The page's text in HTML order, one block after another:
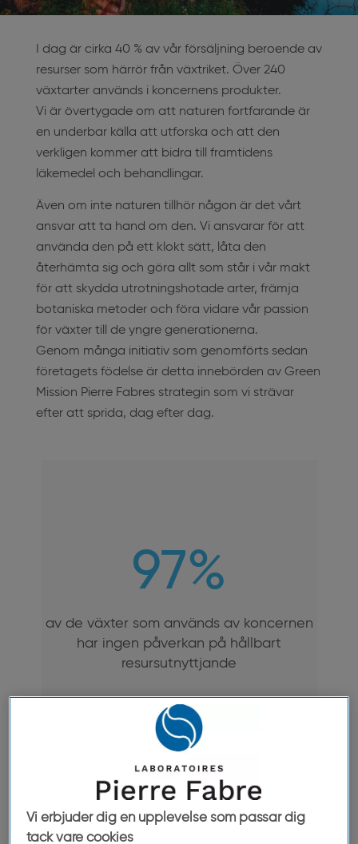
I dag är cirka 40 % av vår försäljning beroende av
resurser som härrör från växtriket. Över 240
växtarter används i koncernens produkter.
Vi är övertygade om att naturen fortfarande är
en underbar källa att utforska och att den
verkligen kommer att bidra till framtidens
läkemedel och behandlingar.
Även om inte naturen tillhör någon är det vårt
ansvar att ta hand om den. Vi ansvarar för att
använda den på ett klokt sätt, låta den
återhämta sig och göra allt som står i vår makt
för att skydda utrotningshotade arter, främja
botaniska metoder och föra vidare vår passion
för växter till de yngre generationerna.
Genom många initiativ som genomförts sedan
företagets födelse är detta innebörden av Green
Mission Pierre Fabres strategin som vi strävar
efter att sprida, dag efter dag.
97%
av de växter som används av koncernen
har ingen påverkan på hållbart
resursutnyttjande
Vi erbjuder dig en upplevelse som passar dig
tack vare cookies